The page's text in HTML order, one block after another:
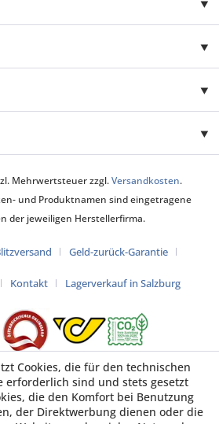
Mehrwertsteuer zzgl.Versandkosten.
und Produktnamen sind eingetragene
der jeweiligen Herstellerfirma.
Geld-zurück-Garantie
Kontakt Lagerverkauf in Salzburg
Cookies, die für den technischen
erforderlich sind und stets gesetzt
die den Komfort bei Benutzung
der Direktwerbung dienen oder die